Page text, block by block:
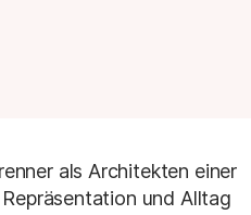
als Architekten einer
und Alltag